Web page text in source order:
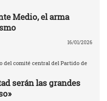
Medio, el arma
16/01/2026
del comité central del Partido de
serán las grandes